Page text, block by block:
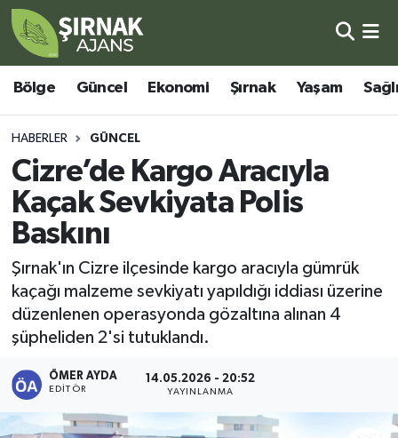
Bölge Güncel Ekonomi Şırnak Yaşam
HABERLER GÜNCEL
Cizre’de Kargo Aracıyla
Kaçak Sevkiyata Polis
Baskını
Şırnak'ın Cizre ilçesinde kargo aracıyla gümrük
kaçağı malzeme sevkiyatı yapıldığı iddiası üzerine
düzenlenen operasyonda gözaltına alınan 4
şüpheliden 2'si tutuklandı.
ÖMER AYDA
EDITÖR
14.05.2026 - 20:52
YAYINLANMA
Bölge
Güncel
Ekonomi
Şırnak
Yaşam
Sağlık
Eğitim
Kültür - Sanat
Siyaset
Şırnak Nöbetçi Eczaneler
Şırnak Hava Durumu
Şirnak Namaz Vakitleri
Şırnak Trafik Yoğunluk Haritası
Süper Lig Puan Durumu ve Fikstür
Tüm Manşetler
Son Dakika Haberleri
Haber Arşivi